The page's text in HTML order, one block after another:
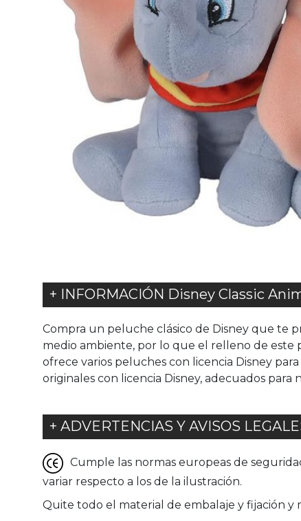
+ INFORMACIÓN Disney Classic
Compra un peluche clásico de Disney que te
medio ambiente, por lo que el relleno de este
ofrece varios peluches con licencia Disney
originales con licencia Disney, adecuados para
+ ADVERTENCIAS Y AVISOS
Cumple las normas europeas de
variar respecto a los de la ilustración.
Quite todo el material de embalaje y fijación